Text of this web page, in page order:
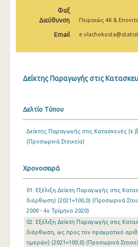
3o Τρίμηνο 2022
2o Τρίμηνο 2022
3o Τρίμηνο 2021
4o Τρίμηνο 2020
2o Τρίμηνο 2020
1o Τρίμηνο 2020
4o Τρίμηνο 2019
3o Τρίμηνο 2019
Φαξ
Διεύθυνση
Πειραιώς 46 &
Email
Δείκτης Παραγωγής στις
Δελτίο Τύπου
Δείκτης Παραγωγής στις Κατασκευές
(Προσωρινά Στοιχεία)
Χρονοσειρά
01. Εξέλιξη Δείκτη Παραγωγής στις
διόρθωση) (2021=100,0) (Προσωρινά
2000 - 4o Τρίμηνο 2020)
02. Εξέλιξη Δείκτη Παραγωγής στις
διόρθωση, ως προς τον πραγματικό
ημερών) (2021=100,0) (Προσωρινά